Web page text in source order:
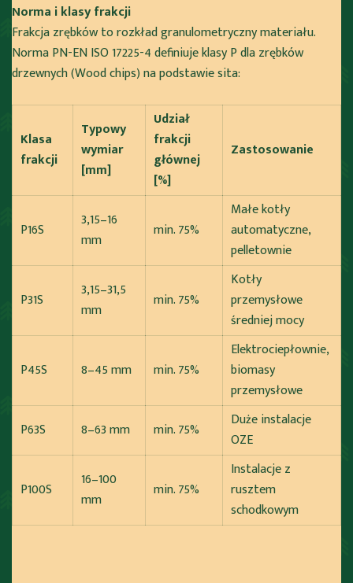
Norma i klasy frakcji
Frakcja zrębków to rozkład granulometryczny materiału.
Norma PN-EN ISO 17225-4 definiuje klasy P dla zrębków
drzewnych (Wood chips) na podstawie sita:
Klasa
frakcji
Typowy
wymiar
[mm]
Udział
frakcji
głównej
[%]
Zastosowanie
P16S
3,15–16
mm
min. 75%
Małe kotły
automatyczne,
pelletownie
P31S
3,15–31,5
mm
min. 75%
Kotły
przemysłowe
średniej mocy
P45S 8–45 mm min. 75%
Elektrociepłownie,
biomasy
przemysłowe
P63S
8–63 mm min. 75%
Duże instalacje
OZE
P100S
16–100
mm
min. 75%
Instalacje z
rusztem
schodkowym